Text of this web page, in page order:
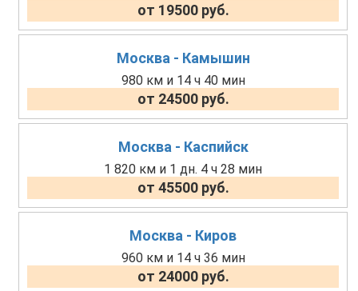
от 19500 руб.
Москва - Камышин
980 км и 14 ч 40 мин
от 24500 руб.
Москва - Каспийск
1 820 км и 1 дн. 4 ч 28 мин
от 45500 руб.
Москва - Киров
960 км и 14 ч 36 мин
от 24000 руб.